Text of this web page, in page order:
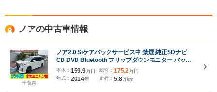
ノアの中古車情報
千葉県
ノア2.0 Siケアパックサービス中 禁煙 純正SDナビ
CD DVD Bluetooth フリップダウンモニター バック
カメラ ETC 両側電動スライド LEDオートライト スマ
ートキー デュアルオートAC ロールサンシェード フ
ォグランプ アルミ
本体： 159.9万円
年式： 2014年
総額： 175.2万円
走行： 5.8万km